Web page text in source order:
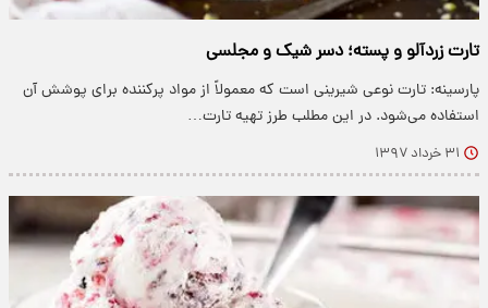
تارت زردآلو و پسته؛ دسر شیک و مجلسی
پارسینه: تارت نوعی شیرینی است که معمولاً از مواد پرکننده برای پوشش آن
استفاده می‌شود. در این مطلب طرز تهیه تارت…
۳۱ خرداد ۱۳۹۷